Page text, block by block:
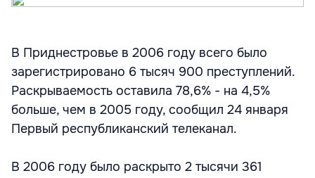
В Приднестровье в 2006 году всего было
зарегистрировано 6 тысяч 900 преступлений.
Раскрываемость оставила 78,6% - на 4,5%
больше, чем в 2005 году, сообщил 24 января
Первый республиканский телеканал.
В 2006 году было раскрыто 2 тысячи 361